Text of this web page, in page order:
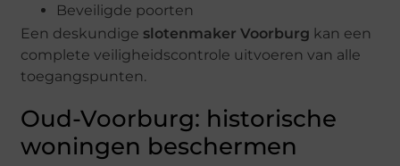
Beveiligde poorten
Een deskundige slotenmaker Voorburg kan een
complete veiligheidscontrole uitvoeren van alle
toegangspunten.
Oud-Voorburg: historische
woningen beschermen